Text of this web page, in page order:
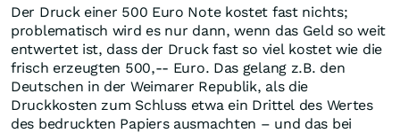
Der Druck einer 500 Euro Note kostet fast nichts;
problematisch wird es nur dann, wenn das Geld so weit
entwertet ist, dass der Druck fast so viel kostet wie die
frisch erzeugten 500,-- Euro. Das gelang z.B. den
Deutschen in der Weimarer Republik, als die
Druckkosten zum Schluss etwa ein Drittel des Wertes
des bedruckten Papiers ausmachten – und das bei